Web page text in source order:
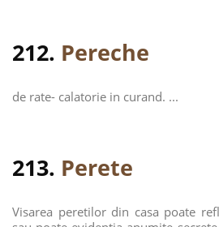
212. Pereche
de rate- calatorie in curand. ...
213. Perete
Visarea peretilor din casa poate